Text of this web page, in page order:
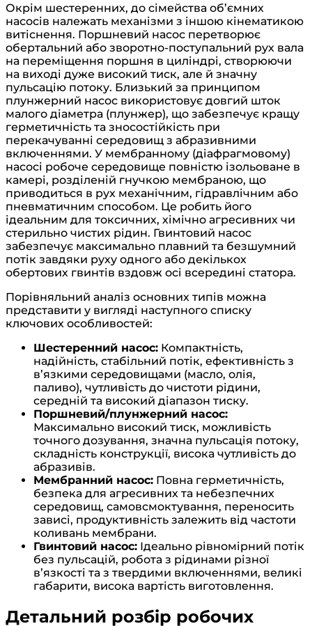
Окрім шестеренних, до сімейства об’ємних
насосів належать механізми з іншою кінематикою
витіснення. Поршневий насос перетворює
обертальний або зворотно-поступальний рух вала
на переміщення поршня в циліндрі, створюючи
на виході дуже високий тиск, але й значну
пульсацію потоку. Близький за принципом
плунжерний насос використовує довгий шток
малого діаметра (плунжер), що забезпечує кращу
герметичність та зносостійкість при
перекачуванні середовищ з абразивними
включеннями. У мембранному (діафрагмовому)
насосі робоче середовище повністю ізольоване в
камері, розділеній гнучкою мембраною, що
приводиться в рух механічним, гідравлічним або
пневматичним способом. Це робить його
ідеальним для токсичних, хімічно агресивних чи
стерильно чистих рідин. Гвинтовий насос
забезпечує максимально плавний та безшумний
потік завдяки руху одного або декількох
обертових гвинтів вздовж осі всередині статора.
Порівняльний аналіз основних типів можна
представити у вигляді наступного списку
ключових особливостей:
Шестеренний насос: Компактність,
надійність, стабільний потік, ефективність з
в’язкими середовищами (масло, олія,
паливо), чутливість до чистоти рідини,
середній та високий діапазон тиску.
Поршневий/плунжерний насос:
Максимально високий тиск, можливість
точного дозування, значна пульсація потоку,
складність конструкції, висока чутливість до
абразивів.
Мембранний насос: Повна герметичність,
безпека для агресивних та небезпечних
середовищ, самовсмоктування, переносить
зависі, продуктивність залежить від частоти
коливань мембрани.
Гвинтовий насос: Ідеально рівномірний потік
без пульсацій, робота з рідинами різної
в’язкості та з твердими включеннями, великі
габарити, висока вартість виготовлення.
Детальний розбір робочих